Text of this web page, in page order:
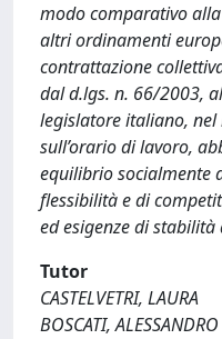
modo comparativo
altri ordinamenti
contrattazione
dal d.lgs. n. 66/2003,
legislatore italiano,
sull’orario di lavoro,
equilibrio socialmente
flessibilità e di
ed esigenze di
Tutor
CASTELVETRI, LAURA
BOSCATI, ALESSANDRO